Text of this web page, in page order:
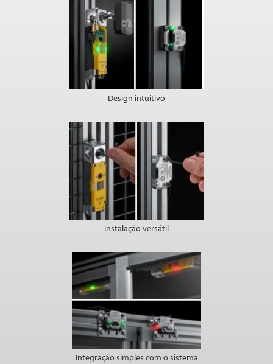
Design intuitivo
Instalação versátil
Integração simples com o sistema